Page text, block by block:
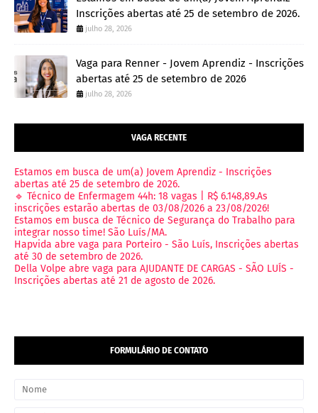
Inscrições abertas até 25 de setembro de 2026.
julho 28, 2026
Vaga para Renner - Jovem Aprendiz - Inscrições
abertas até 25 de setembro de 2026
julho 28, 2026
VAGA RECENTE
Estamos em busca de um(a) Jovem Aprendiz - Inscrições
abertas até 25 de setembro de 2026.
🔹 Técnico de Enfermagem 44h: 18 vagas | R$ 6.148,89.As
inscrições estarão abertas de 03/08/2026 a 23/08/2026!
Estamos em busca de Técnico de Segurança do Trabalho para
integrar nosso time! São Luís/MA.
Hapvida abre vaga para Porteiro - São Luís, Inscrições abertas
até 30 de setembro de 2026.
Della Volpe abre vaga para AJUDANTE DE CARGAS - SÃO LUÍS -
Inscrições abertas até 21 de agosto de 2026.
FORMULÁRIO DE CONTATO